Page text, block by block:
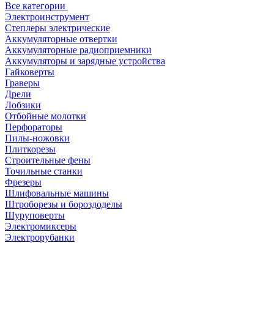
Все категории
Электроинструмент
Степлеры электрические
Аккумуляторные отвертки
Аккумуляторные радиоприемники
Аккумуляторы и зарядные устройства
Гайковерты
Граверы
Дрели
Лобзики
Отбойные молотки
Перфораторы
Пилы-ножовки
Плиткорезы
Строительные фены
Точильные станки
Фрезеры
Шлифовальные машины
Штроборезы и бороздоделы
Шуруповерты
Электромиксеры
Электрорубанки